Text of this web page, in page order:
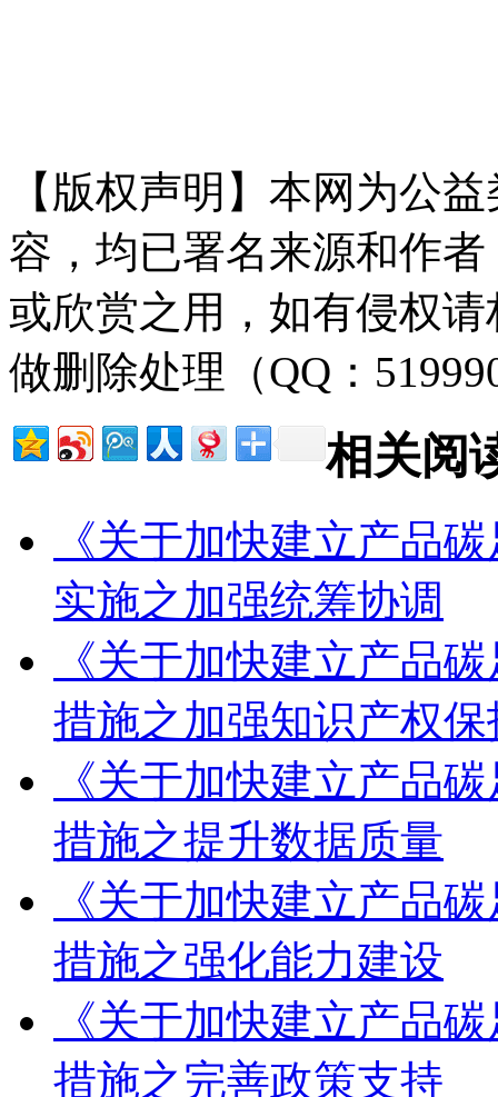
【版权声明】本网为公
容，均已署名来源和作
或欣赏之用，如有侵权
做删除处理（QQ：
相关阅
《关于加快建立产品
实施之加强统筹协调
《关于加快建立产品
措施之加强知识产权保
《关于加快建立产品
措施之提升数据质量
《关于加快建立产品
措施之强化能力建设
《关于加快建立产品
措施之完善政策支持